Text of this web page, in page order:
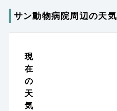
サン動物病院周辺の天気
現
在
の
天
気